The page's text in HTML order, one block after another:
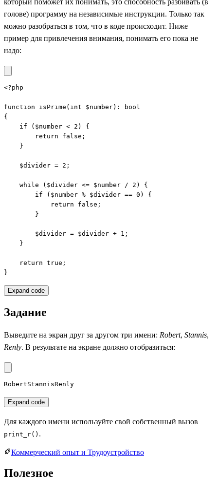
который поможет их понимать, это способность разбивать (в
голове) программу на независимые инструкции. Только так
можно разобраться в том, что в коде происходит. Ниже
пример для привлечения внимания, понимать его пока не
надо:
<?php
function isPrime(int $number): bool
{
    if ($number < 2) {
        return false;
    }
    $divider = 2;
    while ($divider <= $number / 2) {
        if ($number % $divider == 0) {
            return false;
        }
        $divider = $divider + 1;
    }
    return true;
}
Expand code
Задание
Выведите на экран друг за другом три имени: Robert, Stannis,
Renly. В результате на экране должно отобразиться:
RobertStannisRenly
Expand code
Для каждого имени используйте свой собственный вызов
print_r() .
Коммерческий опыт и Трудоустройство
Полезное